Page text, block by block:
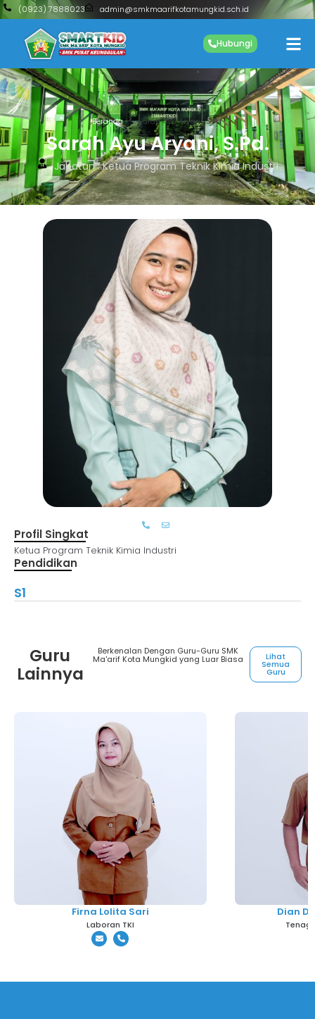
(0923) 7888023 admin@smkmaarifkotamungkid.sch.id
Hubungi
Beranda Sarah Ayu Aryani, S.Pd.
Sarah Ayu Aryani, S.Pd.
Jabatan : Ketua Program Teknik Kimia Industri
Profil Singkat
Ketua Program Teknik Kimia Industri
Pendidikan
S1
Guru
Lainnya
Berkenalan Dengan Guru-Guru SMK
Ma'arif Kota Mungkid yang Luar Biasa Lihat
Semua
Guru
Firna Lolita Sari
Laboran TKI
Dian